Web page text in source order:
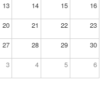
13 14 15 16
20 21 22 23
27 28 29 30
3 4 5 6